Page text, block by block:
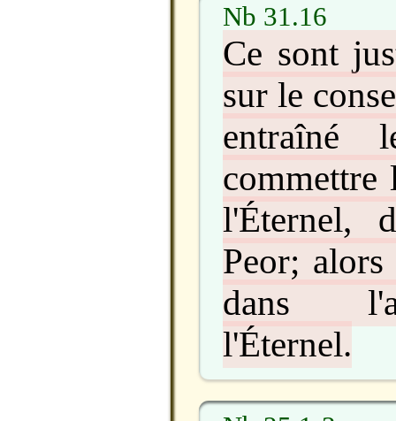
Nb 31.16
Ce sont
sur le
entraîné
commettre
l'Éternel,
Peor;
dans
l'Éternel.